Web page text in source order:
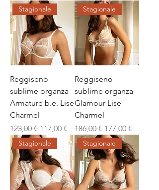
Stagionale
Reggiseno
sublime organza
Armature b.e. Lise
Charmel
Prezzo regolare
123,00 € Prezzo scontato
117,00 €
Stagionale
Reggiseno
sublime organza
Glamour Lise
Charmel
Prezzo regolare
186,00 € Prezzo scontato
177,00 €
Stagionale Stagionale